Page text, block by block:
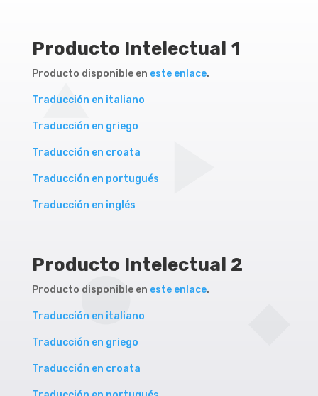
Producto Intelectual 1
Producto disponible en este enlace.
Traducción en italiano
Traducción en griego
Traducción en croata
Traducción en portugués
Traducción en inglés
Producto Intelectual 2
Producto disponible en este enlace.
Traducción en italiano
Traducción en griego
Traducción en croata